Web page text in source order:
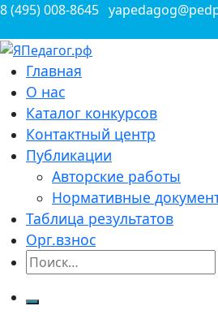
Перейти
содержимому
8 (495) 008-8645
ЯПедагог.рф
Всероссийские конкурсы для
Главная
О нас
Каталог конкурсов
Контактный центр
Публикации
Авторские работы
Нормативные
Таблица результатов
Орг.взнос
Найти: